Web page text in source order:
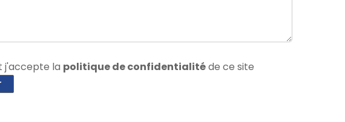
j'accepte la politique de confidentialitéde ce site